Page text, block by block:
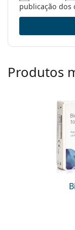
publicação dos
Produtos